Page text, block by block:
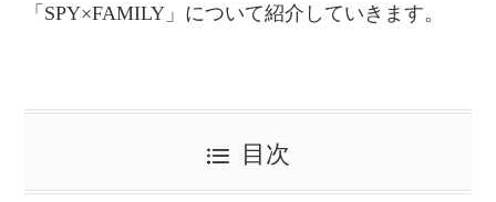
「SPY×FAMILY」について紹介していきます。
目次